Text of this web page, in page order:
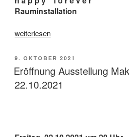
Rauminstallation
„19.11.
12.12.2021
Ausstellung
„happy
forever“
weiterlesen
VERÖFFENTLICHT
AM
9. OKTOBER 2021
Eröffnung Ausstellung
22.10.2021